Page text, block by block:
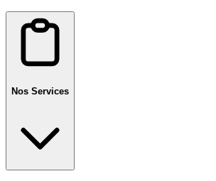
Nos Services